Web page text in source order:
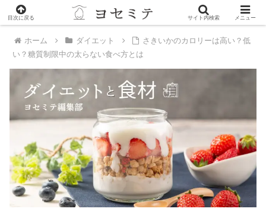
PR
ホーム ダイエット
さきいかのカロリーは高い？低
い？糖質制限中の太らない食べ方とは
目次に戻る サイト内検索 メニュー